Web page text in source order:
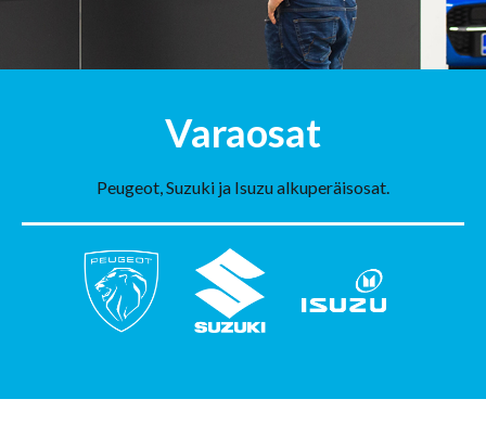
Varaosat
Peugeot, Suzuki ja Isuzu alkuperäisosat.